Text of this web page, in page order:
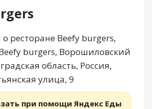
ресторане Beefy burgers,
burgers, Ворошиловский
область, Россия,
улица, 9
при помощи Яндекс Еды